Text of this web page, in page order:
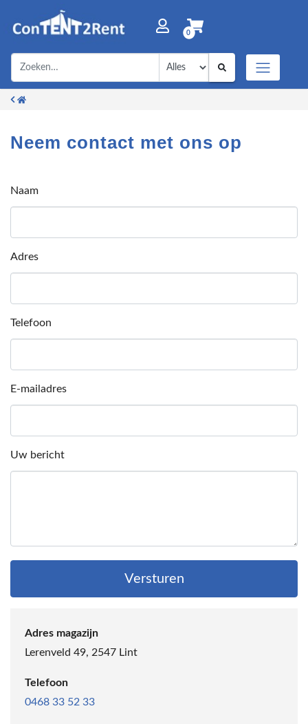
0
Neem contact met ons op
Naam
Adres
Telefoon
E-mailadres
Uw bericht
Versturen
Adres magazijn
Lerenveld 49, 2547 Lint
Telefoon
0468 33 52 33